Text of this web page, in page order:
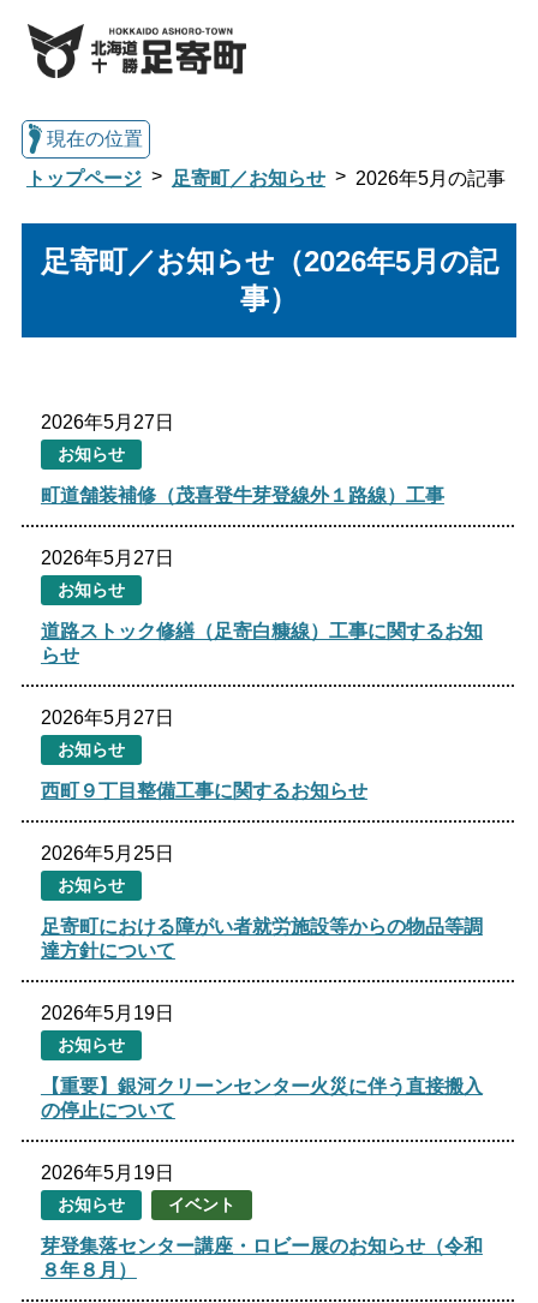
総合トップへ戻る
標準 拡大
閉じる
現在の位置
トップページ
足寄町／お知らせ 2026年5月の記事
足寄町／お知らせ（2026年5月の記
事）
2026年5月27日
お知らせ
町道舗装補修（茂喜登牛芽登線外１路線）工事
2026年5月27日
お知らせ
道路ストック修繕（足寄白糠線）工事に関するお知
らせ
2026年5月27日
お知らせ
西町９丁目整備工事に関するお知らせ
2026年5月25日
お知らせ
足寄町における障がい者就労施設等からの物品等調
達方針について
2026年5月19日
お知らせ
【重要】銀河クリーンセンター火災に伴う直接搬入
の停止について
2026年5月19日
お知らせ イベント
芽登集落センター講座・ロビー展のお知らせ（令和
８年８月）